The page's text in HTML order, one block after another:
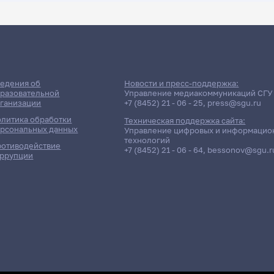
сессии: Юридический
Дневная форма обучения | 262 группа
об
обработки
данных
Новости и пресс-поддержка:
Управление медиакоммуникаций СГУ
+7 (8452) 21 - 06 - 25, press@sgu.ru
Техническая поддержка сайта:
Управление цифровых и
технологий
+7 (8452) 21 - 06 - 64,